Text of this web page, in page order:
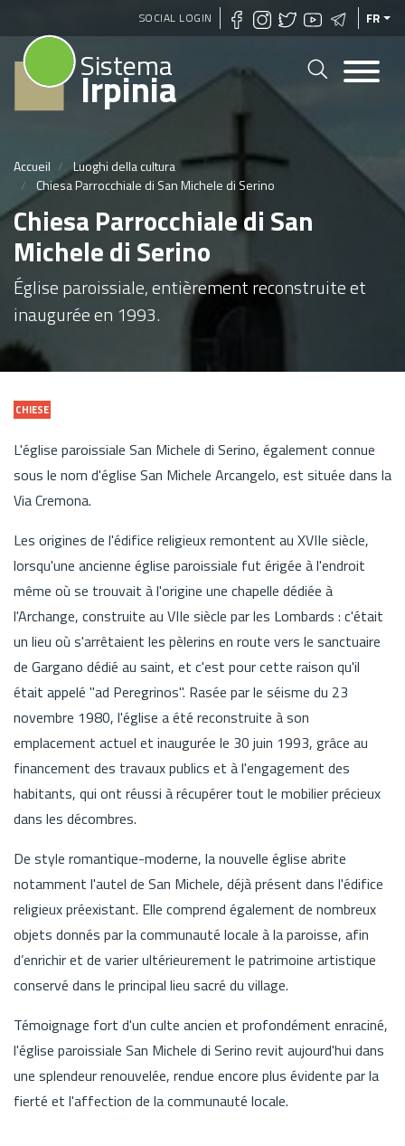
Aller
au
principal
SOCIAL LOGIN FR
Sistema
Irpinia
Accueil
Luoghi della cultura
Chiesa Parrocchiale di San Michele di Serino
Chiesa Parrocchiale di San
Michele di Serino
Église paroissiale, entièrement reconstruite et
inaugurée en 1993.
CHIESE
L'église paroissiale San Michele di Serino, également connue
sous le nom d'église San Michele Arcangelo, est située dans la
Via Cremona.
Les origines de l'édifice religieux remontent au XVIIe siècle,
lorsqu'une ancienne église paroissiale fut érigée à l'endroit
même où se trouvait à l'origine une chapelle dédiée à
l'Archange, construite au VIIe siècle par les Lombards : c'était
un lieu où s'arrêtaient les pèlerins en route vers le sanctuaire
de Gargano dédié au saint, et c'est pour cette raison qu'il
était appelé "ad Peregrinos". Rasée par le séisme du 23
novembre 1980, l'église a été reconstruite à son
emplacement actuel et inaugurée le 30 juin 1993, grâce au
financement des travaux publics et à l'engagement des
habitants, qui ont réussi à récupérer tout le mobilier précieux
dans les décombres.
De style romantique-moderne, la nouvelle église abrite
notamment l'autel de San Michele, déjà présent dans l'édifice
religieux préexistant. Elle comprend également de nombreux
objets donnés par la communauté locale à la paroisse, afin
d’enrichir et de varier ultérieurement le patrimoine artistique
conservé dans le principal lieu sacré du village.
Témoignage fort d'un culte ancien et profondément enraciné,
l'église paroissiale San Michele di Serino revit aujourd'hui dans
une splendeur renouvelée, rendue encore plus évidente par la
fierté et l'affection de la communauté locale.